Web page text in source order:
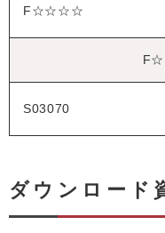
F☆☆☆☆
S03070
ダウンロード